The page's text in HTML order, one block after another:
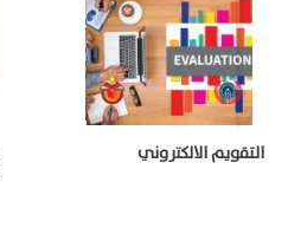
التقويم الالكتروني